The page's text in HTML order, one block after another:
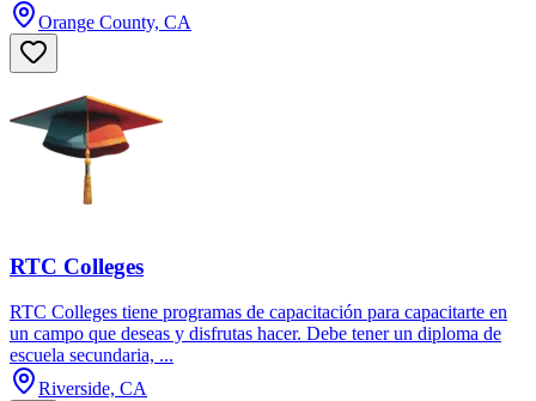
Orange County, CA
RTC Colleges
RTC Colleges tiene programas de capacitación para capacitarte en
un campo que deseas y disfrutas hacer. Debe tener un diploma de
escuela secundaria, ...
Riverside, CA